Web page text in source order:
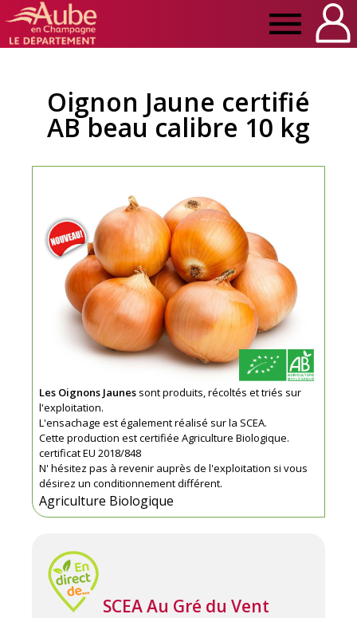
Aube
Oignon Jaune certifié
AB beau calibre 10 kg
Les Oignons Jaunes sont produits, récoltés et triés sur
l'exploitation.
L'ensachage est également réalisé sur la SCEA.
Cette production est certifiée Agriculture Biologique.
certificat EU 2018/848
N' hésitez pas à revenir auprès de l'exploitation si vous
désirez un conditionnement différent.
Agriculture Biologique
SCEA Au Gré du Vent